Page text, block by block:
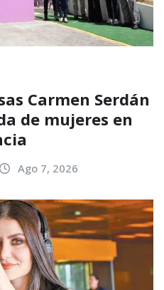
Carmen Serdán
de mujeres en
Ago 7, 2026